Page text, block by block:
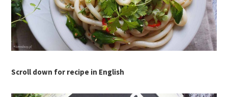
Scroll down for recipe in English